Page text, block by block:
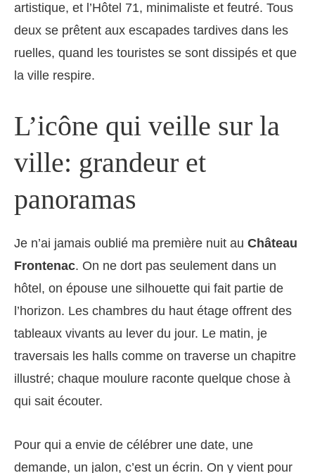
artistique, et l’Hôtel 71, minimaliste et feutré. Tous
deux se prêtent aux escapades tardives dans les
ruelles, quand les touristes se sont dissipés et que
la ville respire.
L’icône qui veille sur la
ville: grandeur et
panoramas
Je n’ai jamais oublié ma première nuit au Château
Frontenac. On ne dort pas seulement dans un
hôtel, on épouse une silhouette qui fait partie de
l’horizon. Les chambres du haut étage offrent des
tableaux vivants au lever du jour. Le matin, je
traversais les halls comme on traverse un chapitre
illustré; chaque moulure raconte quelque chose à
qui sait écouter.
Pour qui a envie de célébrer une date, une
demande, un jalon, c’est un écrin. On y vient pour